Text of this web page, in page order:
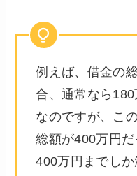
例えば、借金の
合、通常なら
なのですが、こ
総額が400万円
400万円までしか